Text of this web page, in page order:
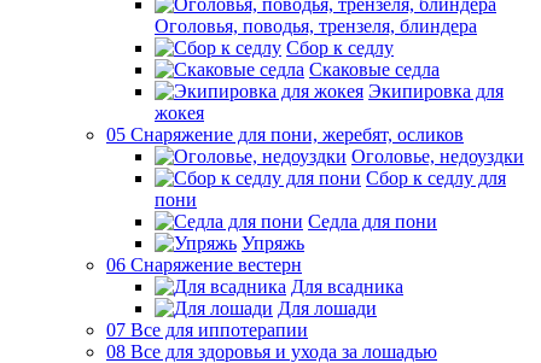
Оголовья, поводья, трензеля, блиндера
Сбор к седлу
Скаковые седла
Экипировка для
жокея
05 Снаряжение для пони, жеребят, осликов
Оголовье, недоуздки
Сбор к седлу для
пони
Седла для пони
Упряжь
06 Снаряжение вестерн
Для всадника
Для лошади
07 Все для иппотерапии
08 Все для здоровья и ухода за лошадью